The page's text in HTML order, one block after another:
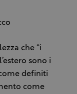
che “i
sono i
definiti
come